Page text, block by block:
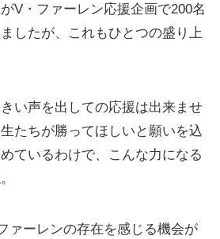
V・ファーレン応援企画で200名
したが、これもひとつの盛り上
い声を出しての応援は出来ませ
たちが勝ってほしいと願いを込
ているわけで、こんな力になる
ァーレンの存在を感じる機会が